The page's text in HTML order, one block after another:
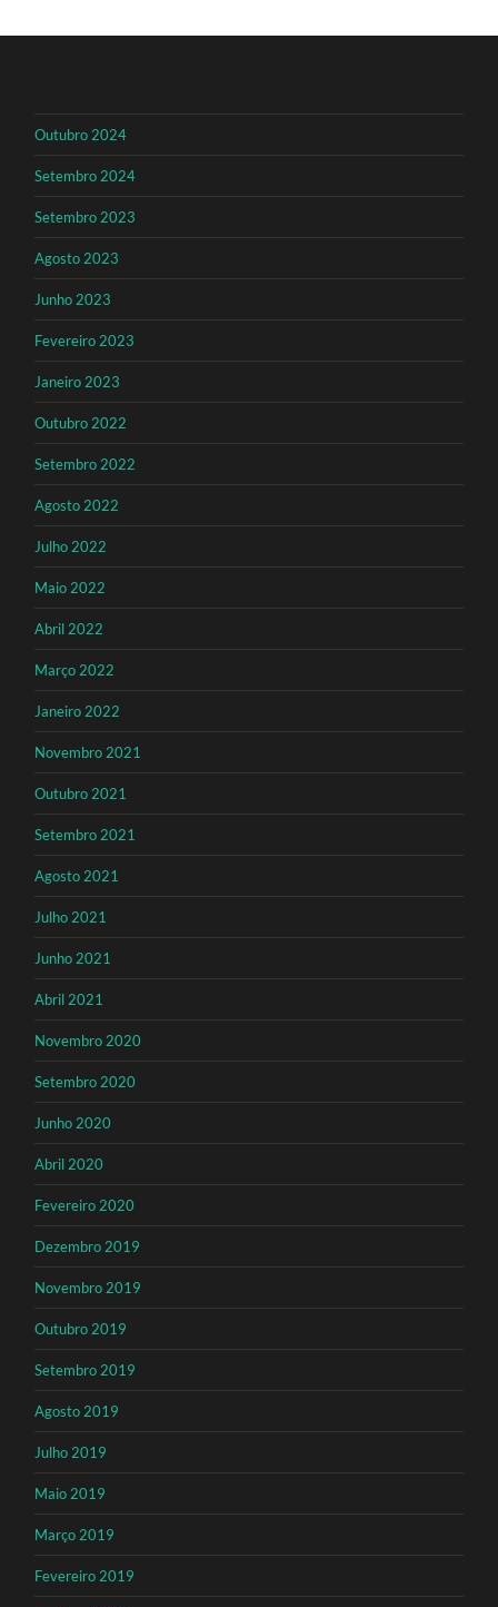
Outubro 2024
Setembro 2024
Setembro 2023
Agosto 2023
Junho 2023
Fevereiro 2023
Janeiro 2023
Outubro 2022
Setembro 2022
Agosto 2022
Julho 2022
Maio 2022
Abril 2022
Março 2022
Janeiro 2022
Novembro 2021
Outubro 2021
Setembro 2021
Agosto 2021
Julho 2021
Junho 2021
Abril 2021
Novembro 2020
Setembro 2020
Junho 2020
Abril 2020
Fevereiro 2020
Dezembro 2019
Novembro 2019
Outubro 2019
Setembro 2019
Agosto 2019
Julho 2019
Maio 2019
Março 2019
Fevereiro 2019